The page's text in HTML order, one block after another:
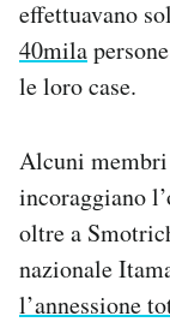
effettuavano
40mila
le loro case.
Alcuni membri
incoraggiano
oltre a
nazionale
l’annessione